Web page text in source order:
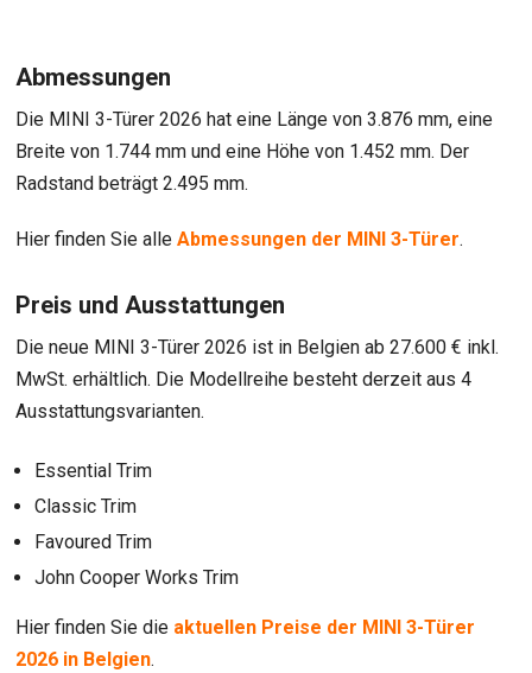
Abmessungen
Die MINI 3-Türer 2026 hat eine Länge von 3.876 mm, eine
Breite von 1.744 mm und eine Höhe von 1.452 mm. Der
Radstand beträgt 2.495 mm.
Hier finden Sie alleAbmessungen der MINI 3-Türer.
Preis und Ausstattungen
Die neue MINI 3-Türer 2026 ist in Belgien ab 27.600 € inkl.
MwSt. erhältlich. Die Modellreihe besteht derzeit aus 4
Ausstattungsvarianten.
Essential Trim
Classic Trim
Favoured Trim
John Cooper Works Trim
Hier finden Sie die aktuellen Preise der MINI 3-Türer
2026 in Belgien.